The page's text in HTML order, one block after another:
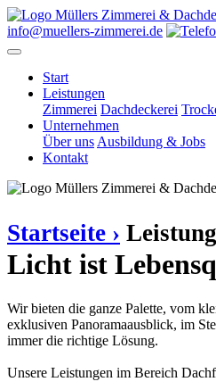
info@muellers-zimmerei.de
Start
Leistungen
Zimmerei Dachdeckerei
Unternehmen
Über uns Ausbildung & Jobs
Kontakt
Startseite ›
Licht ist
Wir bieten die ganze Palette, vom
exklusiven Panoramaausblick, im
immer die richtige Lösung.
Unsere Leistungen im Bereich